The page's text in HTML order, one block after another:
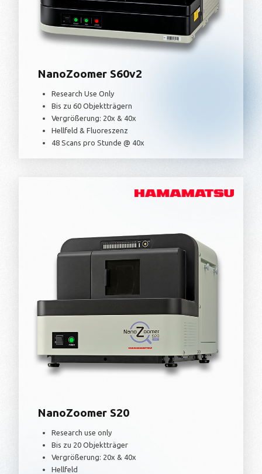
NanoZoomer S60v2
Research Use Only
Bis zu 60 Objektträgern
Vergrößerung: 20x & 40x
Hellfeld & Fluoreszenz
48 Scans pro Stunde @ 40x
NanoZoomer S20
Research use only
Bis zu 20 Objektträger
Vergrößerung: 20x & 40x
Hellfeld